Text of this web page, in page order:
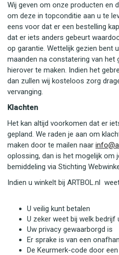
Wij geven om onze producten en
om deze in topconditie aan u te
eens voor dat er een bestelling
dat er iets anders gebeurt
op garantie. Wettelijk gezien bent
maanden na constatering van het
hierover te maken. Indien het
dan zullen wij kosteloos zorg
vervanging.
Klachten
Het kan altijd voorkomen dat er
gepland. We raden je aan om
maken door te mailen naar
oplossing, dan is het mogelijk om
bemiddeling via Stichting
Indien u winkelt bij ARTBOL.nl
U veilig kunt betalen
U zeker weet bij welk bedrijf
Uw privacy gewaarborgd is
Er sprake is van een
De Keurmerk-code door